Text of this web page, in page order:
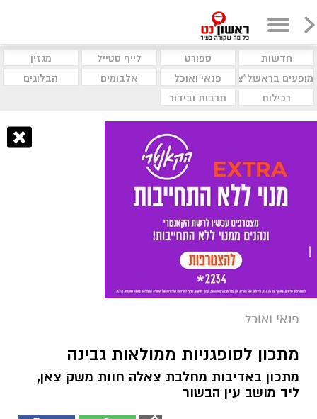
חדשות ספורט לייף סטייל
מגזין
מופעים בראשל"צ
פנאי ואוכל אלבומים
הבלוגים
רכילות
תרבות ובידור
פנאי ואוכל
מתכון לסופגניות ממולאות גבינה
מתכון באדיבות מחלבת צאלה חוות משק צאן,
ליד מושב עין הבשור